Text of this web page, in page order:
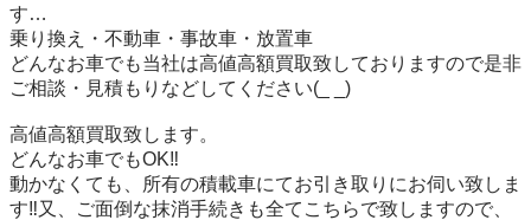
す…
乗り換え・不動車・事故車・放置車
どんなお車でも当社は高値高額買取致しておりますので是非
ご相談・見積もりなどしてください(_ _)
高値高額買取致します。
どんなお車でもOK‼️
動かなくても、所有の積載車にてお引き取りにお伺い致しま
す‼️又、ご面倒な抹消手続きも全てこちらで致しますので、